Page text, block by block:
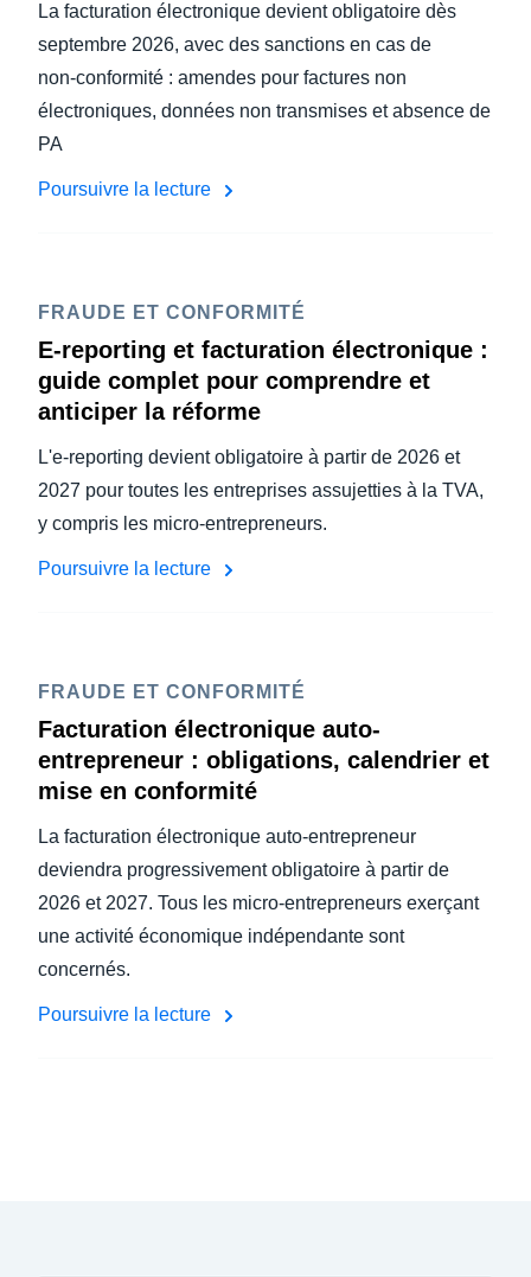
La facturation électronique devient obligatoire dès
septembre 2026, avec des sanctions en cas de
non‑conformité : amendes pour factures non
électroniques, données non transmises et absence de
PA
Poursuivre la lecture
FRAUDE ET CONFORMITÉ
E-reporting et facturation électronique :
guide complet pour comprendre et
anticiper la réforme
L'e-reporting devient obligatoire à partir de 2026 et
2027 pour toutes les entreprises assujetties à la TVA,
y compris les micro-entrepreneurs.
Poursuivre la lecture
FRAUDE ET CONFORMITÉ
Facturation électronique auto-
entrepreneur : obligations, calendrier et
mise en conformité
La facturation électronique auto-entrepreneur
deviendra progressivement obligatoire à partir de
2026 et 2027. Tous les micro-entrepreneurs exerçant
une activité économique indépendante sont
concernés.
Poursuivre la lecture